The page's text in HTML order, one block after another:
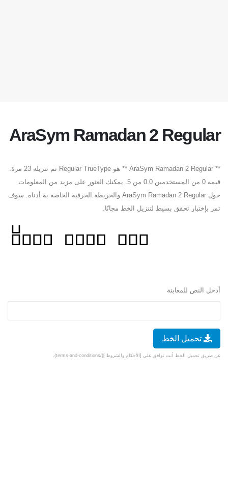
AraSym Ramadan 2 Regular
** AraSym Ramadan 2 Regular ** هو Regular TrueType تم تنزيله 23 مرة.
قيمه 0 من المستخدمين 0.0 من 5. يمكنك العثور على مزيد من المعلومات
حول AraSym Ramadan 2 Regular والخريطة الحرفية الخاصة به أدناه. سوف
تمر بإختبار تحقق بسيط لتنزيل الخط مجانًا.
أدخل النص للمعاينة
تحميل الخط
عن طريق تحميل الخط أنت توافق على [الأحكام والشروط ](/terms-and-conditions).